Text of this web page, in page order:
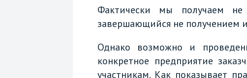
Фактически мы получаем не
завершающийся не получением
Однако возможно и
конкретное предприятие
участникам. Как показывает